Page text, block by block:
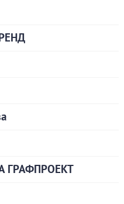
ГРАФПРОЕКТ